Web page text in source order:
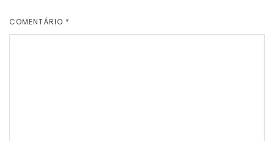
COMENTÁRIO *